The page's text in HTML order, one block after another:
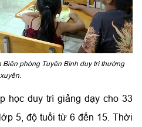
phòng Tuyên Bình duy trì thường
xuyên.
học duy trì giảng dạy cho 33
5, độ tuổi từ 6 đến 15. Thời